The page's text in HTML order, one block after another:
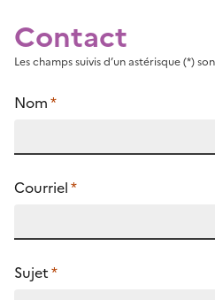
Contact
Les champs suivis d’un astérisque (*)
Nom*
Courriel*
Sujet*